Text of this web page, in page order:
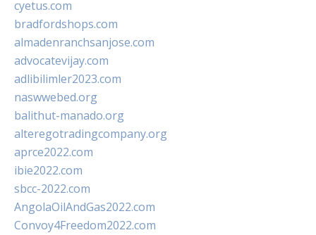
cyetus.com
bradfordshops.com
almadenranchsanjose.com
advocatevijay.com
adlibilimler2023.com
naswwebed.org
balithut-manado.org
alteregotradingcompany.org
aprce2022.com
ibie2022.com
sbcc-2022.com
AngolaOilAndGas2022.com
Convoy4Freedom2022.com